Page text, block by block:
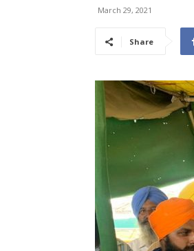
March 29, 2021
Share